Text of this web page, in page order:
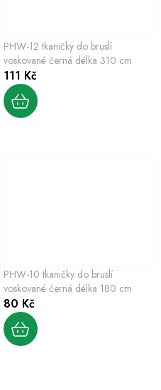
PHW-12 tkaničky do bruslí
voskované černá délka 310 cm
111 Kč
PHW-10 tkaničky do bruslí
voskované černá délka 180 cm
80 Kč